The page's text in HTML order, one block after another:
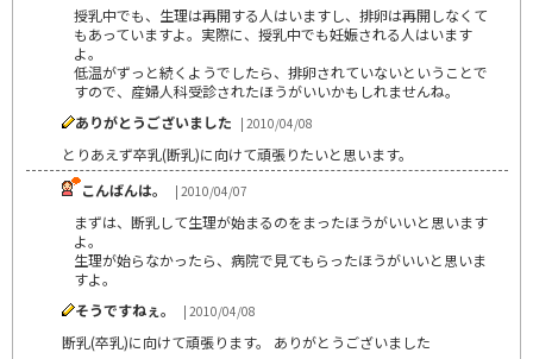
授乳中でも、生理は再開する人はいますし、排卵は再開しなくて
もあっていますよ。実際に、授乳中でも妊娠される人はいます
よ。
低温がずっと続くようでしたら、排卵されていないということで
すので、産婦人科受診されたほうがいいかもしれませんね。
ありがとうございました | 2010/04/08
とりあえず卒乳(断乳)に向けて頑張りたいと思います。
こんばんは。
| 2010/04/07
まずは、断乳して生理が始まるのをまったほうがいいと思います
よ。
生理が始らなかったら、病院で見てもらったほうがいいと思いま
すよ。
そうですねぇ。
| 2010/04/08
断乳(卒乳)に向けて頑張ります。 ありがとうございました